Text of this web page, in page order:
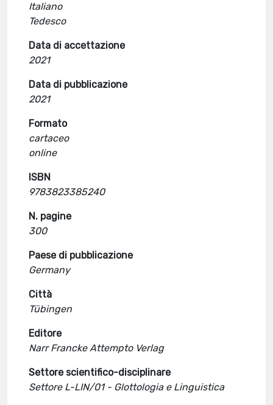
Italiano
Tedesco
Data di accettazione
2021
Data di pubblicazione
2021
Formato
cartaceo
online
ISBN
9783823385240
N. pagine
300
Paese di pubblicazione
Germany
Città
Tübingen
Editore
Narr Francke Attempto Verlag
Settore scientifico-disciplinare
Settore L-LIN/01 - Glottologia e Linguistica